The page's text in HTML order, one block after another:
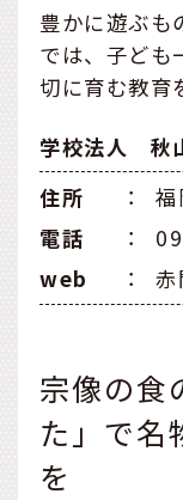
豊かに遊ぶも
では、子ども
切に育む教育
学校法人 秋
住所
：
電話
：
web
： 赤
宗像の食
た」で名
を